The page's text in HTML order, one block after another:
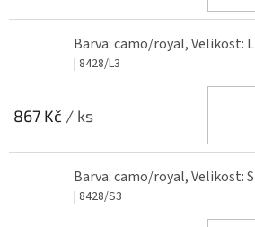
Barva: camo/royal, Velikost: L
| 8428/L3
867 Kč / ks
Barva: camo/royal, Velikost: S
| 8428/S3